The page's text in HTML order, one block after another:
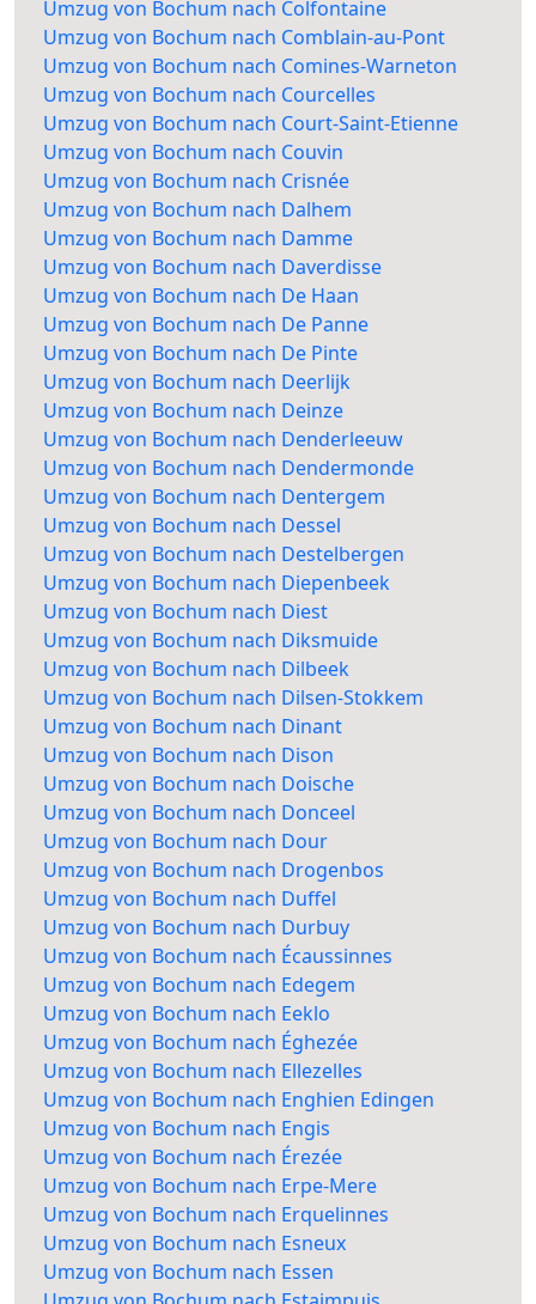
Umzug von Bochum nach Colfontaine
Umzug von Bochum nach Comblain-au-Pont
Umzug von Bochum nach Comines-Warneton
Umzug von Bochum nach Courcelles
Umzug von Bochum nach Court-Saint-Etienne
Umzug von Bochum nach Couvin
Umzug von Bochum nach Crisnée
Umzug von Bochum nach Dalhem
Umzug von Bochum nach Damme
Umzug von Bochum nach Daverdisse
Umzug von Bochum nach De Haan
Umzug von Bochum nach De Panne
Umzug von Bochum nach De Pinte
Umzug von Bochum nach Deerlijk
Umzug von Bochum nach Deinze
Umzug von Bochum nach Denderleeuw
Umzug von Bochum nach Dendermonde
Umzug von Bochum nach Dentergem
Umzug von Bochum nach Dessel
Umzug von Bochum nach Destelbergen
Umzug von Bochum nach Diepenbeek
Umzug von Bochum nach Diest
Umzug von Bochum nach Diksmuide
Umzug von Bochum nach Dilbeek
Umzug von Bochum nach Dilsen-Stokkem
Umzug von Bochum nach Dinant
Umzug von Bochum nach Dison
Umzug von Bochum nach Doische
Umzug von Bochum nach Donceel
Umzug von Bochum nach Dour
Umzug von Bochum nach Drogenbos
Umzug von Bochum nach Duffel
Umzug von Bochum nach Durbuy
Umzug von Bochum nach Écaussinnes
Umzug von Bochum nach Edegem
Umzug von Bochum nach Eeklo
Umzug von Bochum nach Éghezée
Umzug von Bochum nach Ellezelles
Umzug von Bochum nach Enghien Edingen
Umzug von Bochum nach Engis
Umzug von Bochum nach Érezée
Umzug von Bochum nach Erpe-Mere
Umzug von Bochum nach Erquelinnes
Umzug von Bochum nach Esneux
Umzug von Bochum nach Essen